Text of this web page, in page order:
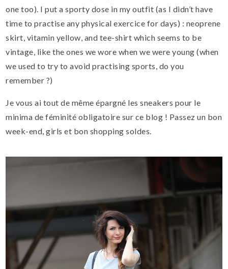
onetoo). I put a sporty dose in my outfit (as I didn’t have
time to practise any physical exercice for days) : neoprene
skirt, vitamin yellow, and tee-shirt which seems to be
vintage like the ones we wore when we were young (when
we used to try to avoid practising sports, do you
remember ?)
Je vous ai tout de même épargné les sneakers pour le
minima de féminité obligatoire sur ce blog ! Passez un bon
week-end, girls et bon shopping soldes.